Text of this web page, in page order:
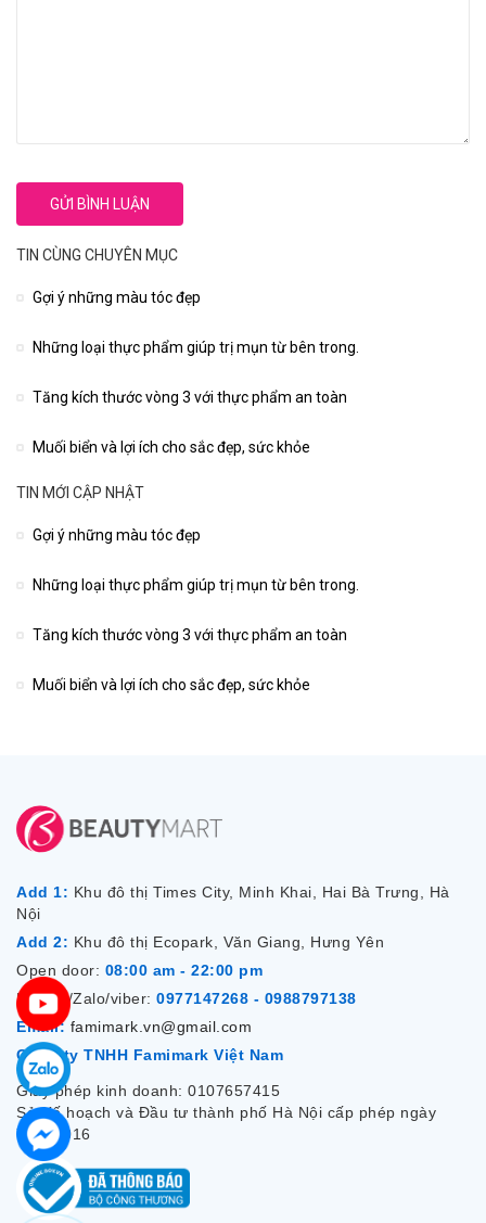
TIN CÙNG CHUYÊN MỤC
Gợi ý những màu tóc đẹp
Những loại thực phẩm giúp trị mụn từ bên trong.
Tăng kích thước vòng 3 với thực phẩm an toàn
Muối biển và lợi ích cho sắc đẹp, sức khỏe
TIN MỚI CẬP NHẬT
Gợi ý những màu tóc đẹp
Những loại thực phẩm giúp trị mụn từ bên trong.
Tăng kích thước vòng 3 với thực phẩm an toàn
Muối biển và lợi ích cho sắc đẹp, sức khỏe
Add 1: Khu đô thị Times City, Minh Khai, Hai Bà Trưng, Hà
Nội
Add 2: Khu đô thị Ecopark, Văn Giang, Hưng Yên
Open door: 08:00 am - 22:00 pm
Hotline/Zalo/viber: 0977147268 - 0988797138
Email: famimark.vn@gmail.com
Công ty TNHH Famimark Việt Nam
Giấy phép kinh doanh: 0107657415
Sở Kế hoạch và Đầu tư thành phố Hà Nội cấp phép ngày
7/12/2016